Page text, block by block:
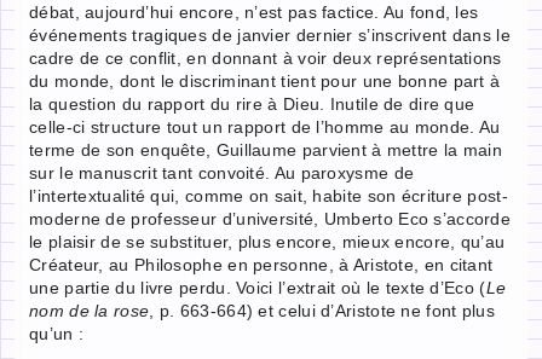
débat, aujourd’hui encore, n’est pas factice. Au fond, les
événements tragiques de janvier dernier s’inscrivent dans le
cadre de ce conflit, en donnant à voir deux représentations
du monde, dont le discriminant tient pour une bonne part à
la question du rapport du rire à Dieu. Inutile de dire que
celle-ci structure tout un rapport de l’homme au monde. Au
terme de son enquête, Guillaume parvient à mettre la main
sur le manuscrit tant convoité. Au paroxysme de
l’intertextualité qui, comme on sait, habite son écriture post-
moderne de professeur d’université, Umberto Eco s’accorde
le plaisir de se substituer, plus encore, mieux encore, qu’au
Créateur, au Philosophe en personne, à Aristote, en citant
une partie du livre perdu. Voici l’extrait où le texte d’Eco (Le
nom de la rose , p. 663-664) et celui d’Aristote ne font plus
qu’un :